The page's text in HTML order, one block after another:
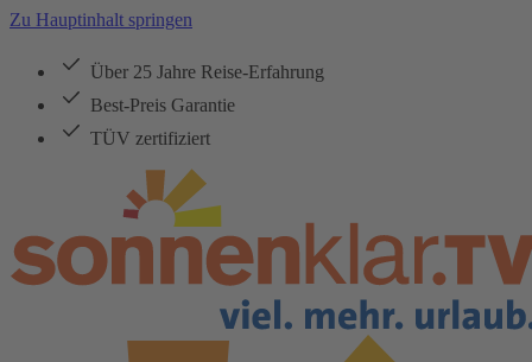
Zu Hauptinhalt springen
Über 25 Jahre Reise-Erfahrung
Best-Preis Garantie
TÜV zertifiziert